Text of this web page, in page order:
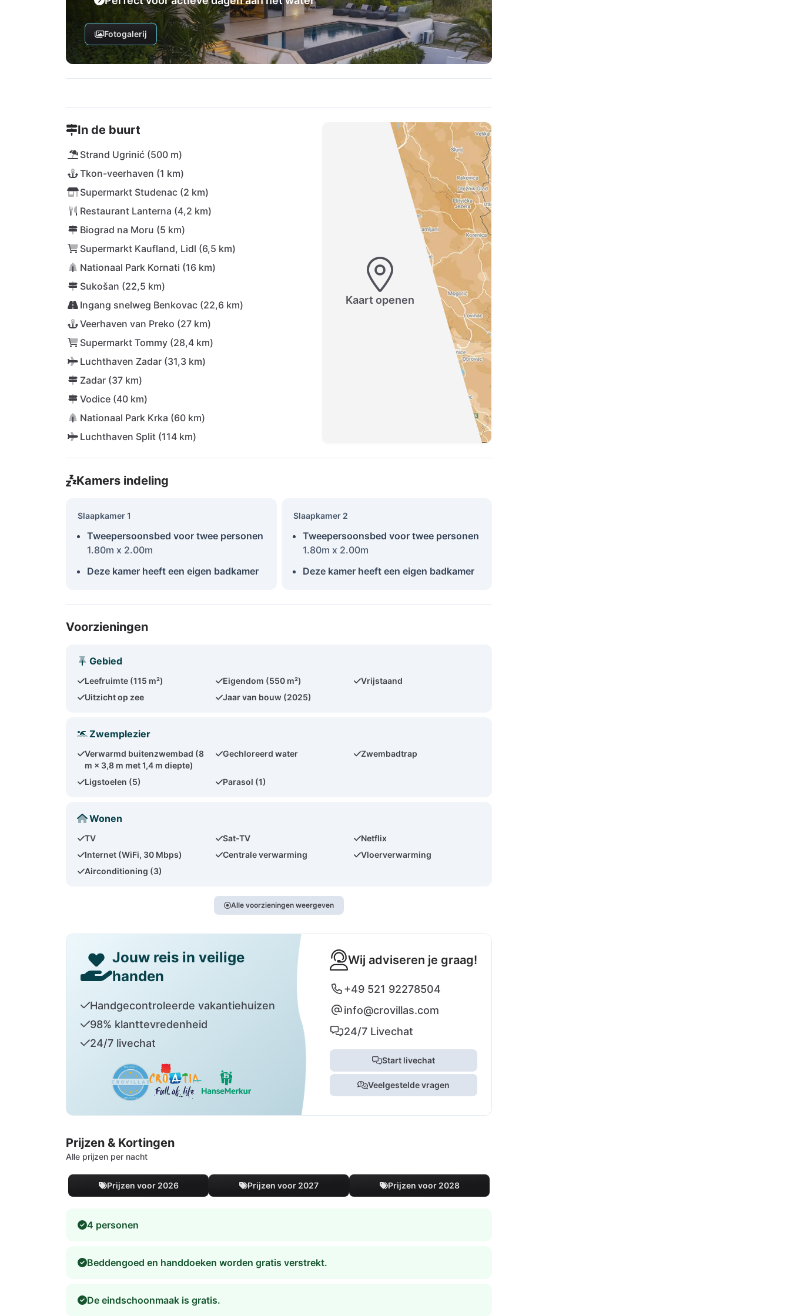
Fotogalerij
In de buurt
Strand Ugrinić (500 m)
Tkon-veerhaven (1 km)
Supermarkt Studenac (2 km)
Restaurant Lanterna (4,2 km)
Biograd na Moru (5 km)
Supermarkt Kaufland, Lidl (6,5 km)
Nationaal Park Kornati (16 km)
Sukošan (22,5 km)
Ingang snelweg Benkovac (22,6 km)
Veerhaven van Preko (27 km)
Supermarkt Tommy (28,4 km)
Luchthaven Zadar (31,3 km)
Zadar (37 km)
Vodice (40 km)
Nationaal Park Krka (60 km)
Luchthaven Split (114 km)
Kaart openen
Kamers indeling
Slaapkamer 1
Tweepersoonsbed voor twee personen
1.80m x 2.00m
Deze kamer heeft een eigen badkamer
Slaapkamer 2
Tweepersoonsbed voor twee personen
1.80m x 2.00m
Deze kamer heeft een eigen badkamer
Voorzieningen
Gebied
Leefruimte (115 m²) Eigendom (550 m²)
Vrijstaand
Uitzicht op zee
Jaar van bouw (2025)
Zwemplezier
Verwarmd buitenzwembad (8
m × 3,8 m met 1,4 m diepte)
Gechloreerd water Zwembadtrap
Ligstoelen (5) Parasol (1)
Wonen
TV Sat-TV
Netflix
Internet (WiFi, 30 Mbps)
Centrale verwarming
Vloerverwarming
Airconditioning (3)
Alle voorzieningen weergeven
Jouw reis in veilige
handen
Handgecontroleerde vakantiehuizen
98% klanttevredenheid
24/7 livechat
Wij adviseren je graag!
+49 521 92278504
info@crovillas.com
24/7 Livechat
Start livechat
Veelgestelde vragen
Prijzen & Kortingen
Alle prijzen per nacht
Prijzen voor 2026 Prijzen voor 2027 Prijzen voor 2028
4 personen
Beddengoed en handdoeken worden gratis verstrekt.
De eindschoonmaak is gratis.